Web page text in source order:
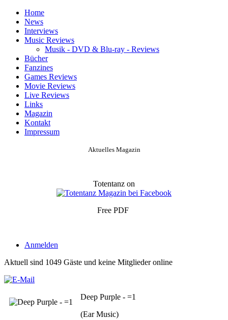
Home
News
Interviews
Music Reviews
Musik - DVD & Blu-ray - Reviews
Bücher
Fanzines
Games Reviews
Movie Reviews
Live Reviews
Links
Magazin
Kontakt
Impressum
Aktuelles Magazin
Totentanz on
Free PDF
Anmelden
Aktuell sind 1049 Gäste und keine Mitglieder online
Deep Purple - =1
(Ear Music)